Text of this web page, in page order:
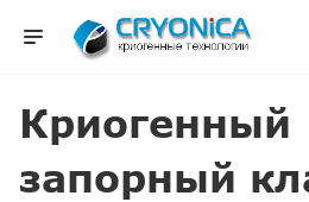
Криогенный
запорный